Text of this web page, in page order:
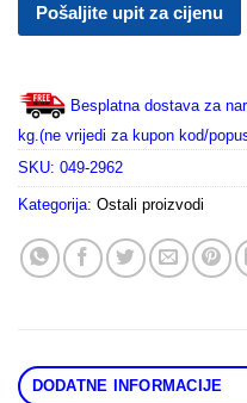
Pošaljite upit za cijenu
Besplatna dostava za
kg.(ne vrijedi za kupon kod/
SKU: 049-2962
Kategorija: Ostali proizvodi
DODATNE INFORMACIJE